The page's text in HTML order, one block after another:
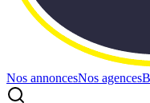
Nos annoncesNos agences